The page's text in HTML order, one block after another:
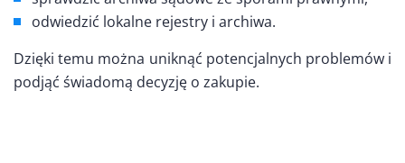
odwiedzić lokalne rejestry i archiwa.
Dzięki temu można uniknąć potencjalnych problemów i
podjąć świadomą decyzję o zakupie.